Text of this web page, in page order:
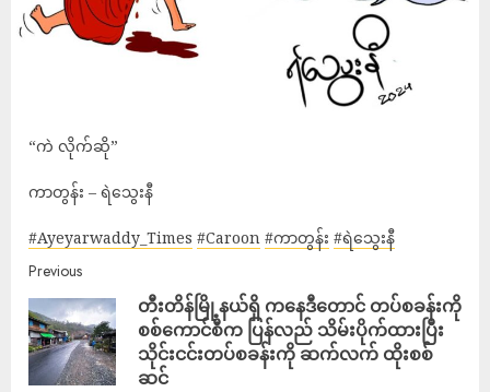
“ကဲ လိုက်ဆို”
ကာတွန်း – ရဲသွေးနီ
#Ayeyarwaddy_Times #Caroon #ကာတွန်း #ရဲသွေးနီ
Previous
တီးတိန်မြို့နယ်ရှိ ကနေဒီတောင် တပ်စခန်းကို
စစ်ကောင်စီက ပြန်လည် သိမ်းပိုက်ထားပြီး
သိုင်းငင်းတပ်စခန်းကို ဆက်လက် ထိုးစစ်
ဆင်